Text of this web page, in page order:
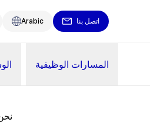
Arabic اتصل بنا
المسارات الوظيفية